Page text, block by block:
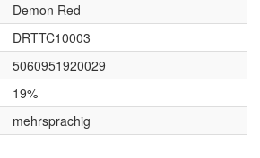
Demon Red
DRTTC10003
5060951920029
19%
mehrsprachig